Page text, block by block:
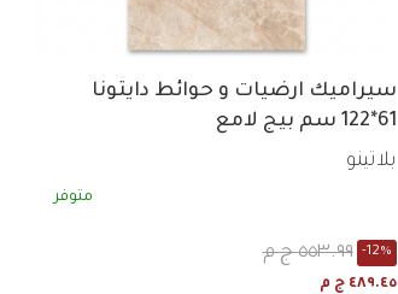
سيراميك ارضيات و حوائط دايتونا
61*122 سم بيج لامع
بلاتينو
متوفر
٥٥٣.٩٩ ج م -12%
٤٨٩.٤٥ ج م